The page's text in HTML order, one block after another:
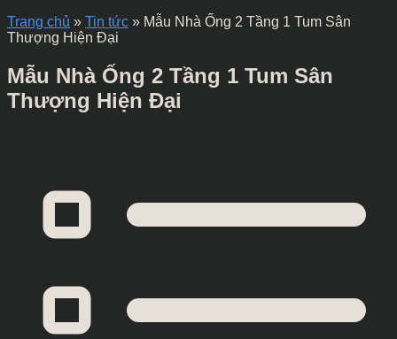
Trang chủ » Tin tức » Mẫu Nhà Ống 2 Tầng 1 Tum Sân
Thượng Hiện Đại
Mẫu Nhà Ống 2 Tầng 1 Tum Sân
Thượng Hiện Đại